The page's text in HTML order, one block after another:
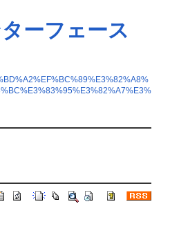
ーフェース